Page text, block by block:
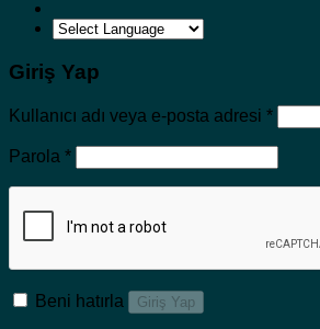
Giriş Yap
Kullanıcı adı veya e-posta adresi *Gerekli
Parola *Gerekli
Beni hatırla Giriş Yap